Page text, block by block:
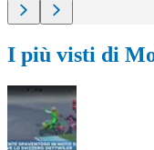
I più visti di